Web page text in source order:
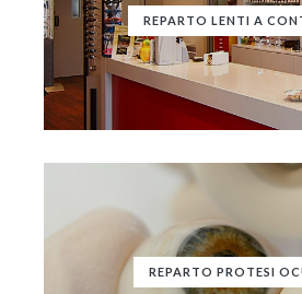
REPARTO LENTI A
REPARTO PROTESI